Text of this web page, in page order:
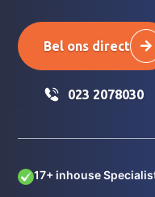
Bel ons direct
023 2078030
17+ inhouse